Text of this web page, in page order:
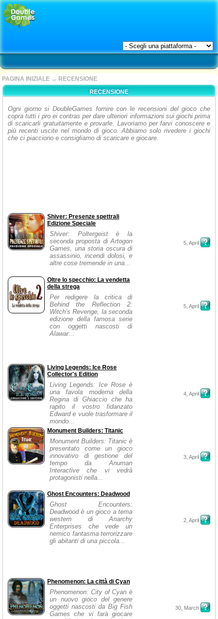
PAGINA INIZIALE → RECENSIONE
RECENSIONE
Ogni giorno si DoubleGames fornire con le recensioni del gioco che
copra tutti i pro ei contras per dare ulteriori informazioni sui giochi prima
di scaricarli gratuitamente e provarle. Lavoriamo per farvi conoscere e
più recenti uscite nel mondo di gioco. Abbiamo solo rivedere i giochi
che ci piacciono e consigliamo di scaricare e giocare.
Shiver: Presenze spettrali
Edizione Speciale
Shiver: Poltergeist è la
seconda proposta di Artogon
Games, una storia oscura di
assassinio, incendi dolosi, e
altre cose tremende in una...
5, April
Oltre lo specchio: La vendetta
della strega
Per redigere la critica di
Behind the Reflection 2:
Witch’s Revenge, la seconda
edizione della famosa serie
con oggetti nascosti di
Alawar...
5, April
Living Legends: Ice Rose
Collector's Edition
Living Legends: Ice Rose è
una favola moderna della
Regina di Ghiaccio che ha
rapito il vostro fidanzato
Edward e vuole trasformare il
mondo...
4, April
Monument Builders: Titanic
Monument Builders: Titanic è
presentato come un gioco
innovativo di gestione del
tempo da Anuman
Interactive che vi vedrà
protagonisti nella...
3, April
Ghost Encounters: Deadwood
Ghost Encounters:
Deadwood è un gioco a tema
western di Anarchy
Enterprises che vede un
nemico fantasma terrorizzare
gli abitanti di una piccola...
2, April
Phenomenon: La città di Cyan
Phenomenon: City of Cyan è
un nuovo gioco del genere
oggetti nascosti da Big Fish
Games che vi farà giocare
30, March